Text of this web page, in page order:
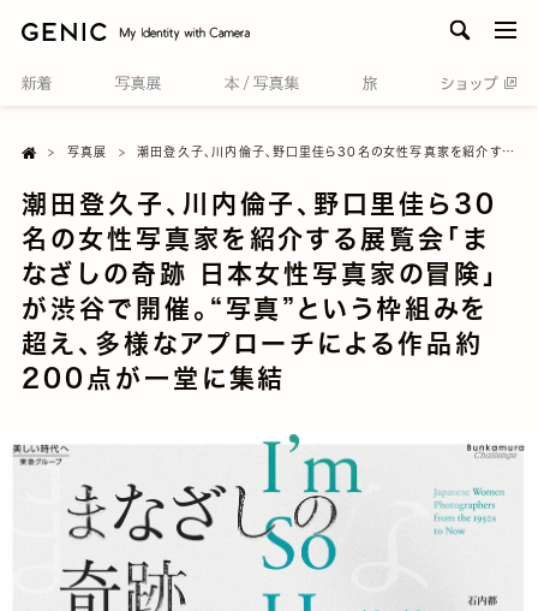
 Home写真展 潮田登久子、川内倫子、野口里佳ら30名の女性写真家を紹介する展覧会「まなざしの奇跡 日本女性写真家の冒険」が渋谷で開催。“写真”という枠組みを超え、多様なアプローチによる作品約200点が一堂に集結
潮田登久子、川内倫子、野口里佳ら30
名の女性写真家を紹介する展覧会「ま
なざしの奇跡 日本女性写真家の冒険」
が渋谷で開催。“写真”という枠組みを
超え、多様なアプローチによる作品約
200点が一堂に集結